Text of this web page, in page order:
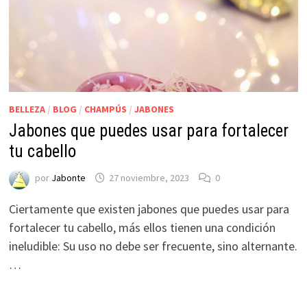
BELLEZA/ BLOG / CHAMPÚS / JABONES
Jabones que puedes usar para fortalecer
tu cabello
por Jabonte 27 noviembre, 2023 0
Ciertamente que existen jabones que puedes usar para
fortalecer tu cabello, más ellos tienen una condición
ineludible: Su uso no debe ser frecuente, sino alternante.
…